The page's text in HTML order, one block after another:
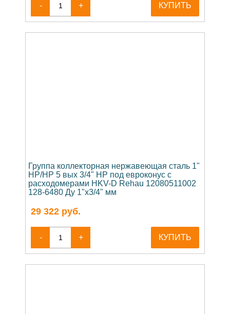
- + КУПИТЬ
Группа коллекторная нержавеющая сталь 1"
НР/НР 5 вых 3/4" НР под евроконус с
расходомерами HKV-D Rehau 12080511002
128-6480 Ду 1"х3/4" мм
29 322 руб.
- + КУПИТЬ